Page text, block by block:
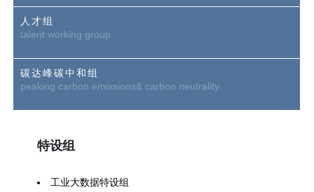
人才组
talent working group
碳达峰碳中和组
peaking carbon emissions& carbon neutrality
特设组
工业大数据特设组